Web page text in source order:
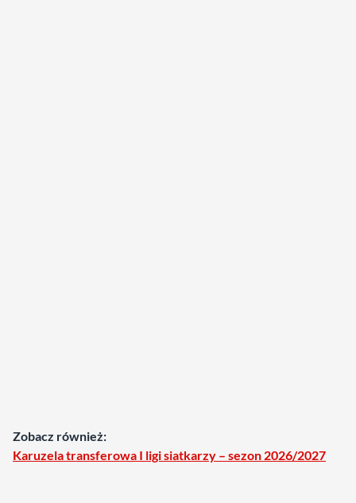
Zobacz również:
Karuzela transferowa I ligi siatkarzy – sezon 2026/2027